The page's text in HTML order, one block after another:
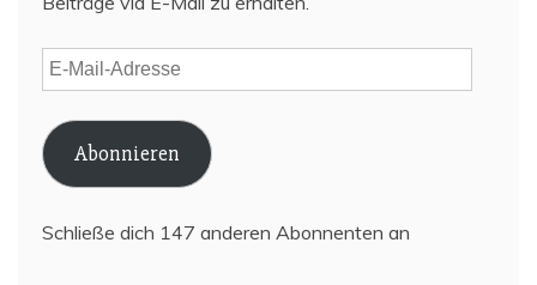
E-
Mail-
Adresse
Abonnieren
Schließe dich 147 anderen Abonnenten an